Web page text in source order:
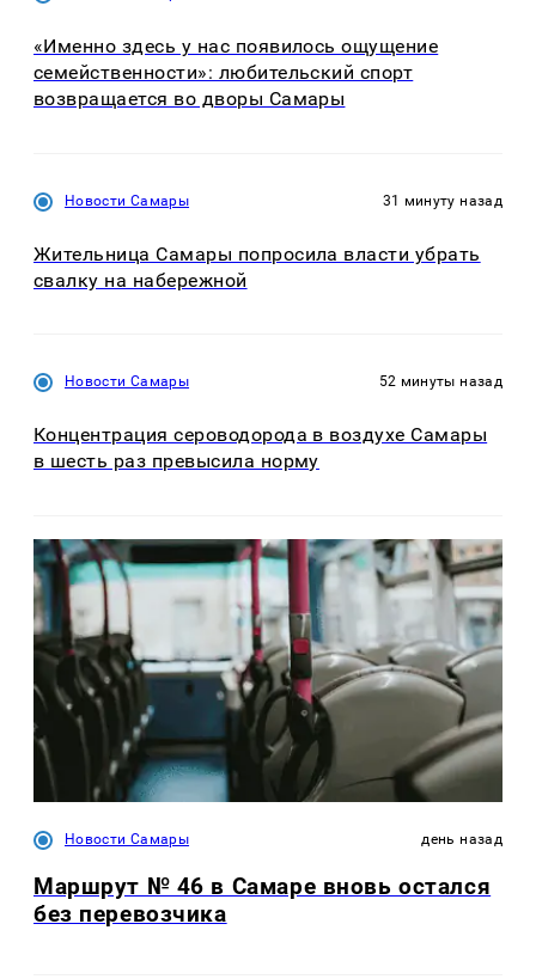
«Именно здесь у нас появилось ощущение
семейственности»: любительский спорт
возвращается во дворы Самары
Новости Самары 31 минуту назад
Жительница Самары попросила власти убрать
свалку на набережной
Новости Самары 52 минуты назад
Концентрация сероводорода в воздухе Самары
в шесть раз превысила норму
Новости Самары день назад
Маршрут № 46 в Самаре вновь остался
без перевозчика